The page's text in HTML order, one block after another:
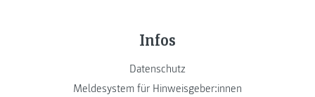
Infos
Datenschutz
Meldesystem für Hinweisgeber:innen